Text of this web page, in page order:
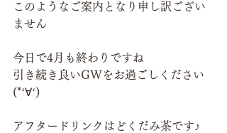
このようなご案内となり申し訳ござい
ません
今日で4月も終わりですね
引き続き良いGWをお過ごしください
(*‘∀‘)
アフタードリンクはどくだみ茶です♪